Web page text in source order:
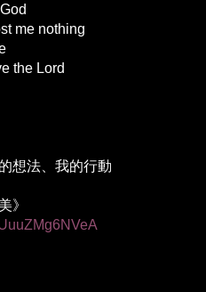
me nothing
the Lord
想法、我的行動
》